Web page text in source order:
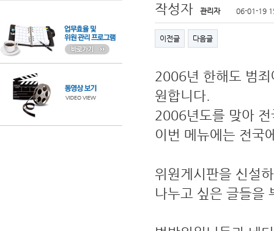
작성자 관리자 06-01-19
이전글 다음글
2006년 한해도 범
원합니다.
2006년도를 맞아
이번 메뉴에는 전국
위원게시판을 신설
나누고 싶은 글들을